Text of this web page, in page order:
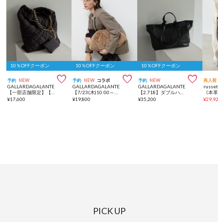
10％OFFクーポン
予約 NEW 
GALLARDAGALANTE
¥17,600
10％OFFクーポン
予約 NEW コラボ 
GALLARDAGALANTE
¥19,800
10％OFFクーポン
予約 NEW 
GALLARDAGALANTE
【2.718】ダブルハンドルBIGトート
¥35,200
再入荷
russet
¥
PICK UP